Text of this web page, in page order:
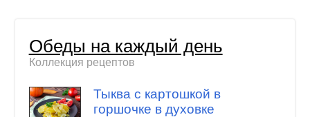
Обеды на каждый день
Коллекция рецептов
Тыква с картошкой в
горшочке в духовке